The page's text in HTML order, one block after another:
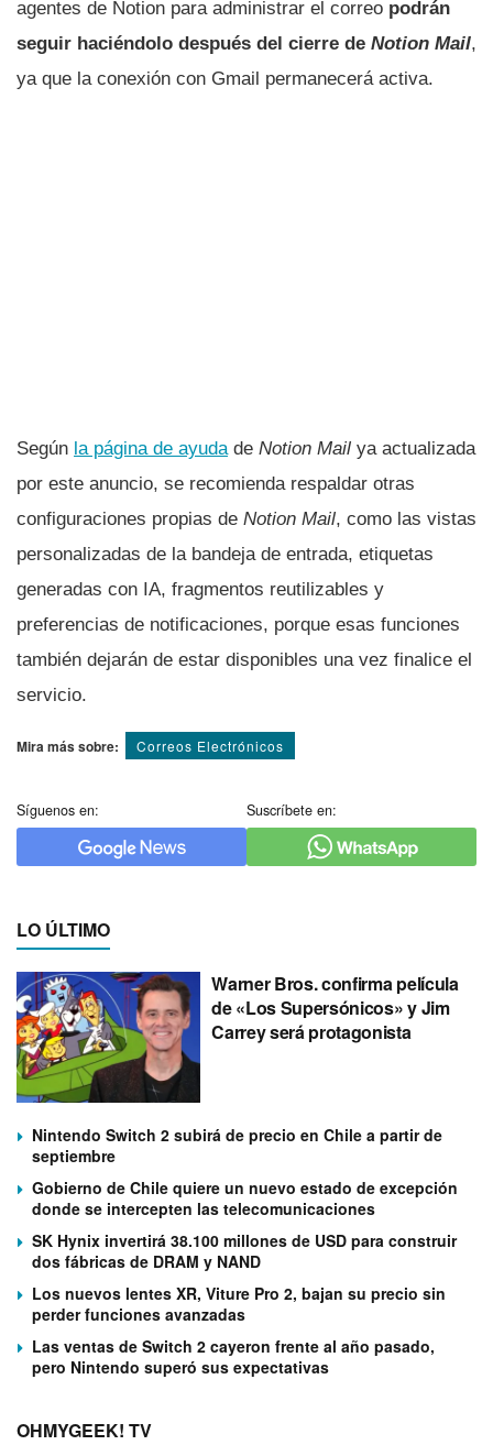
agentes de Notion para administrar el correo podrán
seguir haciéndolo después del cierre de Notion Mail,
ya que la conexión con Gmail permanecerá activa.
Según la página de ayudade Notion Mail ya actualizada
por este anuncio, se recomienda respaldar otras
configuraciones propias de Notion Mail, como las vistas
personalizadas de la bandeja de entrada, etiquetas
generadas con IA, fragmentos reutilizables y
preferencias de notificaciones, porque esas funciones
también dejarán de estar disponibles una vez finalice el
servicio.
Mira más sobre: Correos Electrónicos
Síguenos en: Suscríbete en:
LO ÚLTIMO
Warner Bros. confirma película
de «Los Supersónicos» y Jim
Carrey será protagonista
Nintendo Switch 2 subirá de precio en Chile a partir de
septiembre
Gobierno de Chile quiere un nuevo estado de excepción
donde se intercepten las telecomunicaciones
SK Hynix invertirá 38.100 millones de USD para construir
dos fábricas de DRAM y NAND
Los nuevos lentes XR, Viture Pro 2, bajan su precio sin
perder funciones avanzadas
Las ventas de Switch 2 cayeron frente al año pasado,
pero Nintendo superó sus expectativas
OHMYGEEK! TV